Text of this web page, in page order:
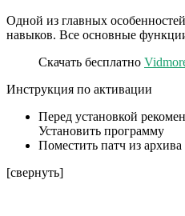
Одной из главных
навыков. Все основные
Скачать бесплатно
Инструкция по активации
Перед установкой
Установить программу
Поместить патч из
[свернуть]